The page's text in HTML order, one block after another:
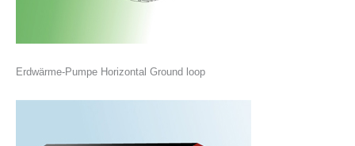
Erdwärme-Pumpe Horizontal Ground loop